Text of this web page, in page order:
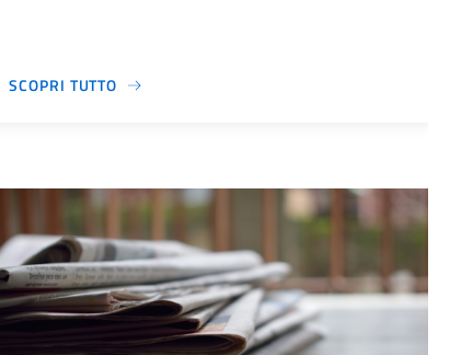
SCOPRI TUTTO